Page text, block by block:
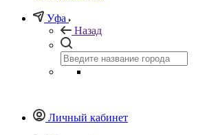
Уфа
Назад
Личный кабинет